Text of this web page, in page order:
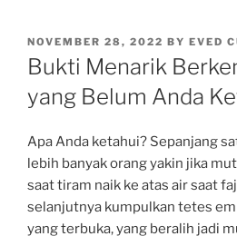
POSTED
ON
NOVEMBER 28, 2022 BY EVED
Bukti Menarik
yang Belum Anda
Apa Anda ketahui? Sepanjang
lebih banyak orang yakin jika
saat tiram naik ke atas air saat
selanjutnya kumpulkan tetes
yang terbuka, yang beralih jadi